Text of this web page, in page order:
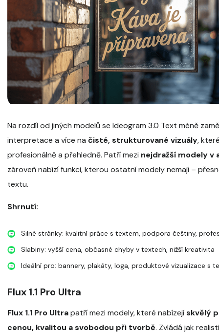
Na rozdíl od jiných modelů se Ideogram 3.0 Text méně
interpretace a více na čisté, strukturované vizuály,
profesionálně a přehledně. Patří mezi nejdražší modely v
zároveň nabízí funkci, kterou ostatní modely nemají –
textu.
Shrnutí:
Silné stránky: kvalitní práce s textem, podpora češtiny,
Slabiny: vyšší cena, občasné chyby v textech, nižší kreativita
Ideální pro: bannery, plakáty, loga, produktové vizualizace s
Flux 1.1 Pro Ultra
Flux 1.1 Pro Ultrapatří mezi modely, které nabízejískvělý
cenou, kvalitou a svobodou při tvorbě. Zvládá jak